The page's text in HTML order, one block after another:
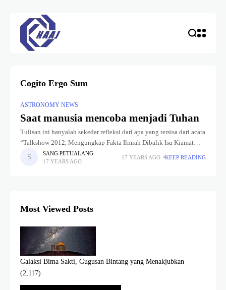
Cogito Ergo Sum
ASTRONOMY NEWS
Saat manusia mencoba menjadi Tuhan
Tulisan ini hanyalah sekedar refleksi dari apa yang tersisa dari acara
“Talkshow 2012, Mengungkap Fakta Ilmiah Dibalik Isu Kiamat
2012” yang penulis ikuti pada tanggal 14 Juni 2009 di Aula
SANG PETUALANG
17 YEARS AGO
17 YEARS AGO KEEP READING
Most Viewed Posts
Galaksi Bima Sakti, Gugusan Bintang yang Menakjubkan
(2,117)